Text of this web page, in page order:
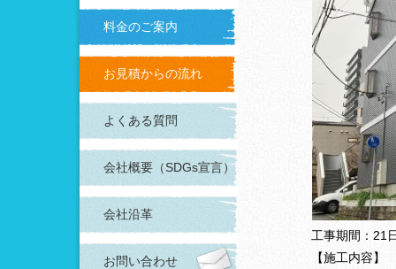
料金のご案内
お見積からの流れ
よくある質問
会社概要（SDGs宣言）
会社沿革
お問い合わせ
工事期間：21
【施工内容】